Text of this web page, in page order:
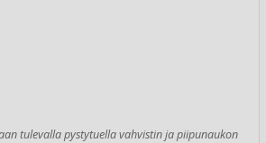
tulevalla pystytuella vahvistin ja piipunaukon